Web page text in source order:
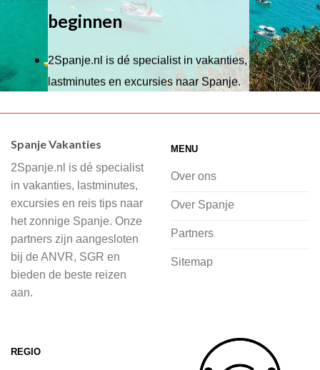
beginnen
2Spanje.nl is dé specialist in vakanties,
lastminutes en excursies naar Spanje.
Wij hebben een breed scala aan
of je nu wilt relaxen op het strand,
cultuur wilt ontdekken of avontuur zoekt
in de natuur.
Bij 2Spanje.nl begint de voorpret al
voordat je het vliegtuig instapt, door
inspiratie op te doen over dit zonnige
vliegvakantie zoeken en boeken bij
2Spanje.nl, met een team dat altijd
Spanje Vakanties
2Spanje.nl is dé specialist
in vakanties, lastminutes,
excursies en reis tips naar
het zonnige Spanje. Onze
partners zijn aangesloten
bij de ANVR, SGR en
bieden de beste reizen
aan.
MENU
Over ons
Over Spanje
Partners
Sitemap
REGIO